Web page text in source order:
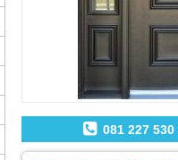
081 227 530